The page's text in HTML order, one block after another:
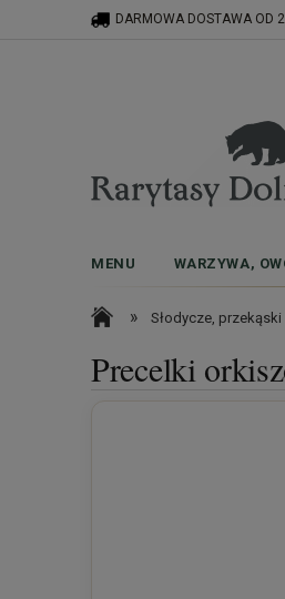
DARMOWA DOSTAWA OD
MENU WARZYWA,
» Słodycze, przekąski
Precelki